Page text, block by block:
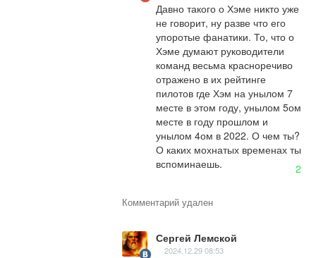
Давно такого о Хэме никто уже
не говорит, ну разве что его
упоротые фанатики. То, что о
Хэме думают руководители
команд весьма красноречиво
отражено в их рейтинге
пилотов где Хэм на унылом 7
месте в этом году, унылом 5ом
месте в году прошлом и
унылом 4ом в 2022. О чем ты?
О каких мохнатых временах ты
вспоминаешь.
2
Комментарий удален
Сергей Лемской
2024.12.29 08:53